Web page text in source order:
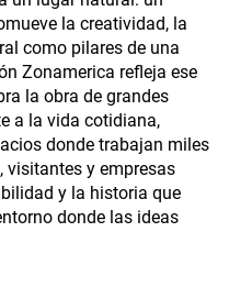
la creatividad, la
como pilares de una
Zonamerica refleja ese
la obra de grandes
a la vida cotidiana,
donde trabajan miles
visitantes y empresas
y la historia que
donde las ideas